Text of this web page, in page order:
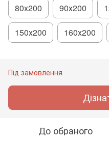
80х200 90х200
150х200 160х200
Під замовлення
До обраного